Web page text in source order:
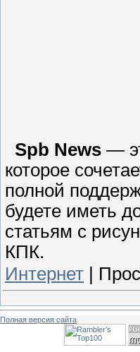
Spb News —
которое
полной
будете иметь
статьям с
КПК.
Интернет |
Полная версия сайта